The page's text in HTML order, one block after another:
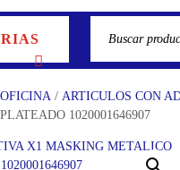
OFICINA / ARTICULOS CON
1020001646907